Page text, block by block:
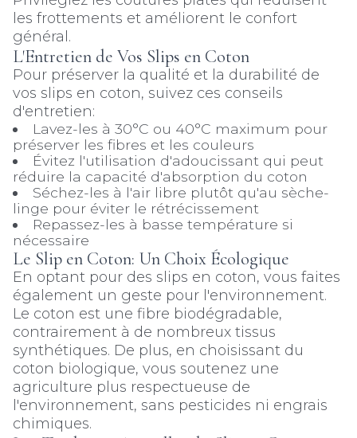
les frottements et améliorent le confort
général.
L'Entretien de Vos Slips en Coton
Pour préserver la qualité et la durabilité de
vos slips en coton, suivez ces conseils
d'entretien:
Lavez-les à 30°C ou 40°C maximum pour
préserver les fibres et les couleurs
Évitez l'utilisation d'adoucissant qui peut
réduire la capacité d'absorption du coton
Séchez-les à l'air libre plutôt qu'au sèche-
linge pour éviter le rétrécissement
Repassez-les à basse température si
nécessaire
Le Slip en Coton: Un Choix Écologique
En optant pour des slips en coton, vous faites
également un geste pour l'environnement.
Le coton est une fibre biodégradable,
contrairement à de nombreux tissus
synthétiques. De plus, en choisissant du
coton biologique, vous soutenez une
agriculture plus respectueuse de
l'environnement, sans pesticides ni engrais
chimiques.